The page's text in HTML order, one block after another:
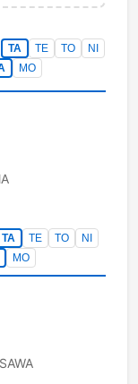
TA TE TO
NI
MO
TA TE TO
NI
MO